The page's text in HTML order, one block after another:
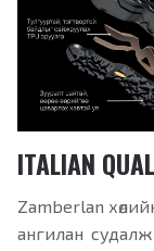
ITALIAN
Zamberlan
ангилан